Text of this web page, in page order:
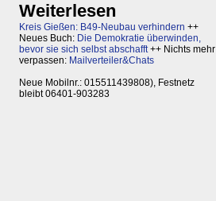
Weiterlesen
Kreis Gießen: B49-Neubau verhindern ++
Neues Buch: Die Demokratie überwinden,
bevor sie sich selbst abschafft++ Nichts mehr
verpassen: Mailverteiler&Chats
Neue Mobilnr.: 015511439808), Festnetz
bleibt 06401-903283